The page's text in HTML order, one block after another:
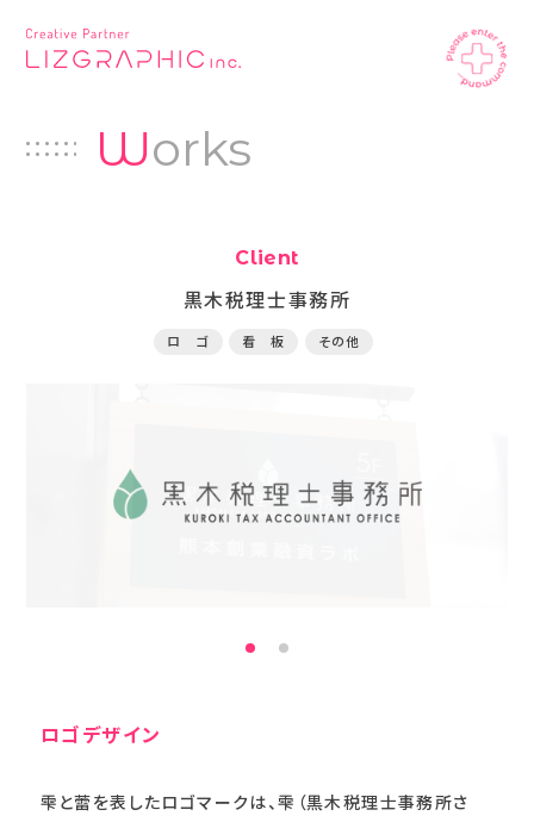
Works
Client
黒木税理士事務所
ロ ゴ 看 板 その他
ロゴデザイン
雫と蕾を表したロゴマークは、雫（黒木税理士事務所さ